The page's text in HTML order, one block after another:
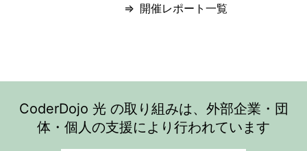
開催レポート一覧
CoderDojo 光 の取り組みは、外部企業・団
体・個人の支援により行われています